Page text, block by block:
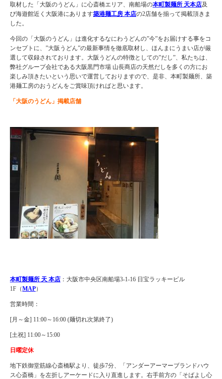
取材した「大阪のうどん」に心斎橋エリア、南船場の本町製麺所 天本店及
び海遊館近く大阪港にあります築港麺工房 本店の2店舗を揃って掲載頂きま
した。
今回の「大阪のうどん」は進化するなにわうどんの”今”をお届けする事をコ
ンセプトに、”大阪うどん”の最新事情を徹底取材し、ほんまにうまい店が厳
選して収録されております。大阪うどんの特徴としての”だし”、私たちは、
弊社グループ会社である大阪黒門市場 山長商店の天然だしを多くの方にお
楽しみ頂きたいという思いで運営しておりますので、是非、本町製麺所、築
港麺工房のおうどんをご賞味頂ければと思います。
「大阪のうどん」掲載店舗
本町製麺所 天 本店 ：大阪市中央区南船場3-1-16 日宝ラッキービル
1F（MAP）
営業時間：
[月～金] 11:00～16:00 (麺切れ次第終了)
[土祝] 11:00～15:00
日曜定休
地下鉄御堂筋線心斎橋駅より、徒歩7分、「アンダーアーマーブランドハウ
ス心斎橋」を左折しアーケードに入り直進します。右手前方の「そばよし心